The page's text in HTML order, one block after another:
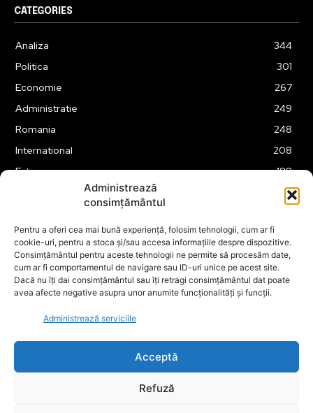
Administrează
consimțământul
Pentru a oferi cea mai bună experiență, folosim tehnologii, cum ar fi
cookie-uri, pentru a stoca și/sau accesa informațiile despre dispozitive.
Consimțământul pentru aceste tehnologii ne permite să procesăm date,
cum ar fi comportamentul de navigare sau ID-uri unice pe acest site.
Dacă nu îți dai consimțământul sau îți retragi consimțământul dat poate
avea afecte negative asupra unor anumite funcționalități și funcții.
Administrează serviciile
Acceptă
Refuză
CATEGORIES
Analiza
344
Politica
301
Economie
267
Administratie
249
Romania
248
International
208
Externe
188
175
Tehnologie
Financiar
160
ABUZURI
158
Social
Educatie
Cultura
149